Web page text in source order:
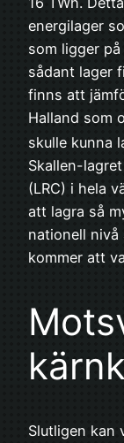
energilager
som ligger på
sådant lager
finns att
Halland som
skulle kunna
Skallen-
(LRC) i hela
att lagra så
nationell
kommer att
Slutligen kan